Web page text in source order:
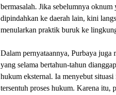
bermasalah. Jika sebelumnya
dipindahkan ke daerah lain, kini
menularkan praktik buruk ke
Dalam pernyataannya, Purbaya
yang selama bertahun-tahun
hukum eksternal. Ia menyebut
tersentuh proses hukum. Karena itu,